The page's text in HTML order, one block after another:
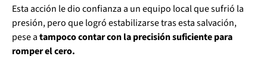
Esta acción le dio confianza a un equipo local que sufrió la
presión, pero que logró estabilizarse tras esta salvación,
pese atampoco contar con la precisión suficiente para
romper el cero.